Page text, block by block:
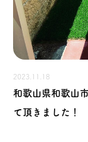
2023.11.18
和歌山県和歌山
て頂きました！